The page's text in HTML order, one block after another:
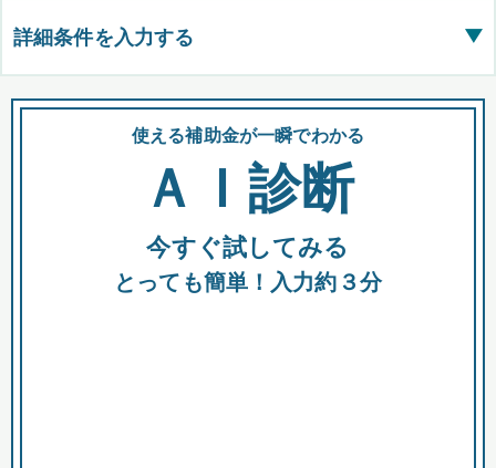
詳細条件を入力する ▶
都道府県
全国の検索結果を含めて表示
助成金 融資 出資
使える補助金が一瞬でわかる
ＡＩ診断
今すぐ試してみる
とっても簡単！入力約３分